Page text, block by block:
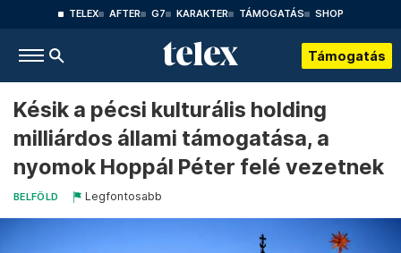
TELEX AFTER G7 KARAKTER TÁMOGATÁS SHOP
Támogatás
Késik a pécsi kulturális holding
milliárdos állami támogatása, a
nyomok Hoppál Péter felé vezetnek
BELFÖLD Legfontosabb